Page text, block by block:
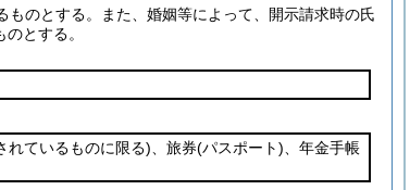
ものとする。また、婚姻等によって、開示請求時の氏
とする。
れているものに限る) 、旅券(パスポート) 、年金手帳